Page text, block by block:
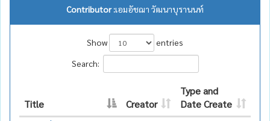
Contributor :เอมอัชฌา วัฒนาบุรานนท์
Show
entries
Search:
Title Creator
Type and
Date Create